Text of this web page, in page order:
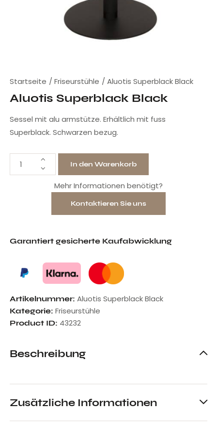
Startseite Friseurstühle Aluotis Superblack Black
Aluotis Superblack Black
Sessel mit alu armstütze. Erhältlich mit fuss
Superblack. Schwarzen bezug.
In den Warenkorb
Mehr Informationen benötigt?
Kontaktieren Sie uns
Garantiert gesicherte Kaufabwicklung
Artikelnummer: Aluotis Superblack Black
Kategorie: Friseurstühle
Product ID: 43232
Beschreibung
Zusätzliche Informationen